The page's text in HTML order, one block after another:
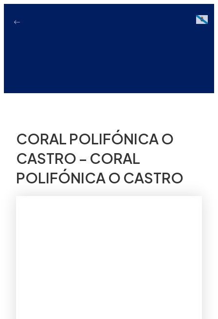
CORAL POLIFÓNICA O
CASTRO – CORAL
POLIFÓNICA O CASTRO